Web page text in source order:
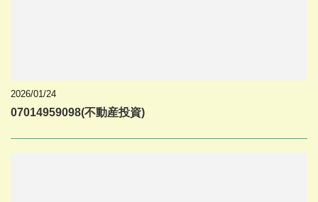
2026/01/24
07014959098(不動産投資)